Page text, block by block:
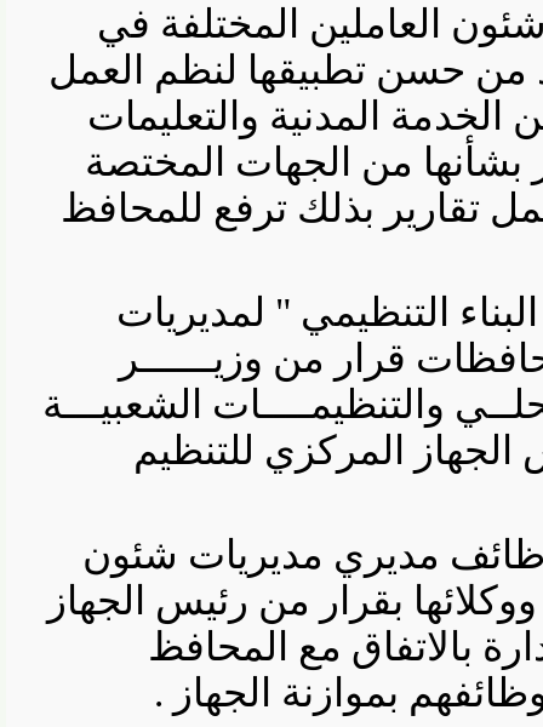
العاملين المختلفة في
حسن تطبيقها لنظم العمل
المدنية والتعليمات
من الجهات المختصة
تقارير بذلك ترفع للمحافظ
التنظيمي " لمديريات
قرار من وزيــــــر
والتنظيمــــات الشعبيـــة
المركزي للتنظيم
مديري مديريات شئون
بقرار من رئيس الجهاز
بالاتفاق مع المحافظ
بموازنة الجهاز .